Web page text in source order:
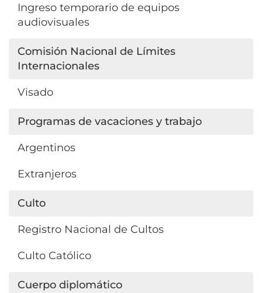
Ingreso temporario de equipos
audiovisuales
Comisión Nacional de Límites
Internacionales
Visado
Programas de vacaciones y trabajo
Argentinos
Extranjeros
Culto
Registro Nacional de Cultos
Culto Católico
Cuerpo diplomático